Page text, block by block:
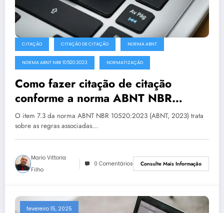
CITAÇÃO CITAÇÃO DE CITAÇÃO NORMA ABNT
NORMA ABNT NBR 10520:2023 NORMATIZAÇÃO
Como fazer citação de citação
conforme a norma ABNT NBR
10520:2023
O item 7.3 da norma ABNT NBR 10520:2023 (ABNT, 2023) trata
sobre as regras associadas…
Mario Vittoria
Filho
0 Comentários Consulte Mais Informação
fevereiro 15, 2025